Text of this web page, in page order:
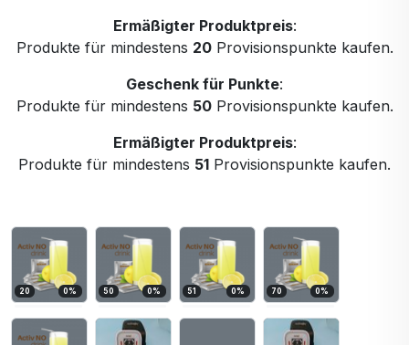
Ermäßigter Produktpreis:
Produkte für mindestens 20Provisionspunkte kaufen.
Geschenk für Punkte:
Produkte für mindestens 50Provisionspunkte kaufen.
Ermäßigter Produktpreis:
Produkte für mindestens 51 Provisionspunkte kaufen.
20 0% 50 0% 51 0% 70 0%